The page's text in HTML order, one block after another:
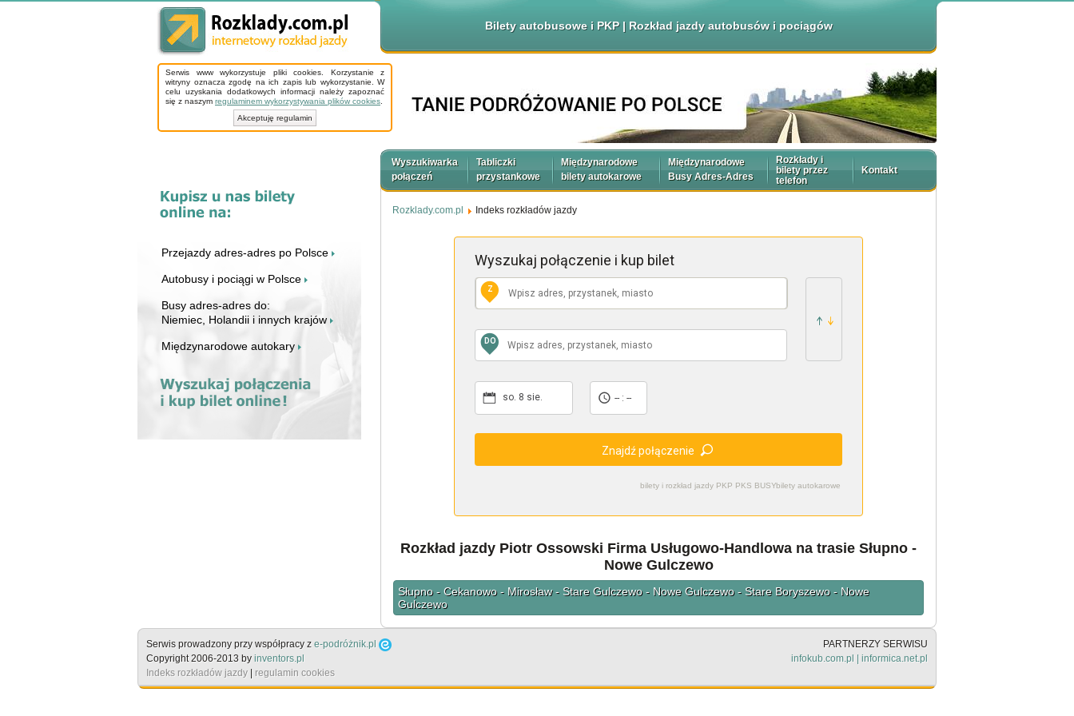
Bilety autobusowe i PKP | Rozkład jazdy autobusów i pociągów
Serwis www wykorzystuje pliki cookies. Korzystanie z
witryny oznacza zgodę na ich zapis lub wykorzystanie. W
celu uzyskania dodatkowych informacji należy zapoznać
się z naszym regulaminem wykorzystywania plików cookies
Akceptuję regulamin
Przejazdy adres-adres po Polsce
Autobusy i pociągi w Polsce
Busy adres-adres do:
Niemiec, Holandii i innych krajów
Międzynarodowe autokary
Wyszukiwarka
połączeń
Tabliczki
przystankowe
Międzynarodowe
bilety autokarowe
Międzynarodowe
Busy Adres-Adres
Rozkłady i
bilety przez
telefon
Kontakt
Rozklady.com.pl Indeks rozkładów jazdy
bilety i rozkład jazdy PKP PKS BUSYbilety autokarowe
Wyszukaj połączenie i kup bilet
Z
DO
so. 8 sie. -- : --
Znajdź połączenie
Rozkład jazdy Piotr Ossowski Firma Usługowo-Handlowa na trasie Słupno -
Nowe Gulczewo
Słupno - Cekanowo - Mirosław - Stare Gulczewo - Nowe Gulczewo - Stare Boryszewo - Nowe
Gulczewo
Serwis prowadzony przy współpracy z e-podróżnik.pl
Copyright 2006-2013 by inventors.pl
Indeks rozkładów jazdy | regulamin cookies
PARTNERZY SERWISU
infokub.com.pl | informica.net.pl